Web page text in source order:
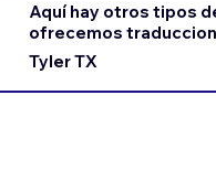
Aquí hay otros tipos
ofrecemos
Tyler TX